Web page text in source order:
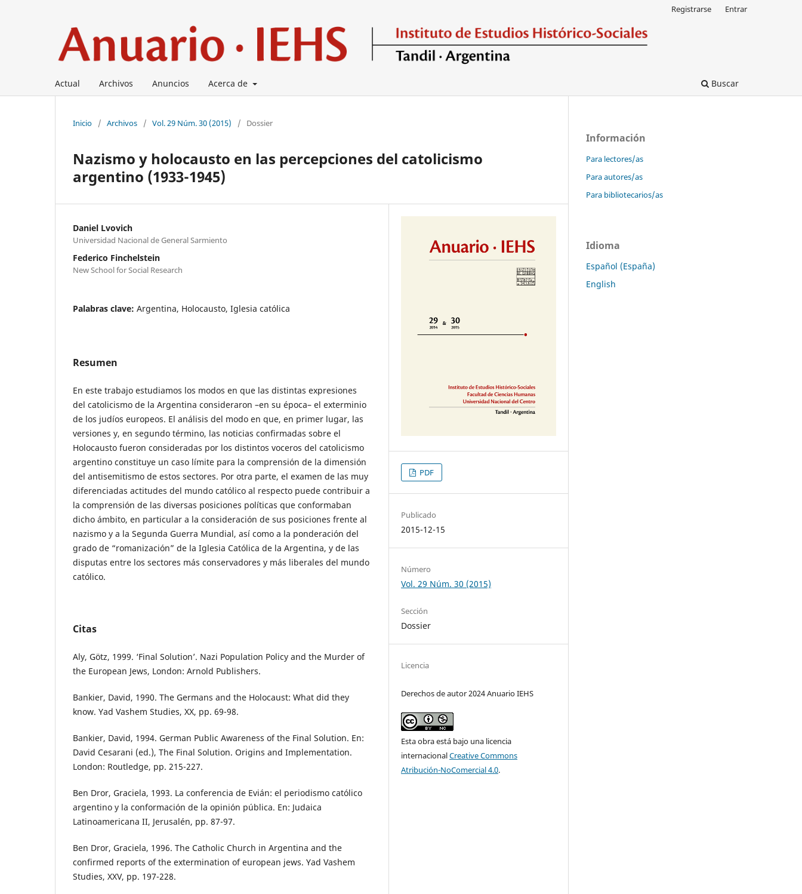
Actual Archivos Anuncios Acerca de Buscar
Registrarse Entrar
Inicio / Archivos / Vol. 29 Núm. 30 (2015) / Dossier
Nazismo y holocausto en las percepciones del catolicismo
argentino (1933-1945)
Daniel Lvovich
Universidad Nacional de General Sarmiento
Federico Finchelstein
New School for Social Research
Palabras clave: Argentina, Holocausto, Iglesia católica
Resumen
En este trabajo estudiamos los modos en que las distintas expresiones
del catolicismo de la Argentina consideraron –en su época– el exterminio
de los judíos europeos. El análisis del modo en que, en primer lugar, las
versiones y, en segundo término, las noticias confirmadas sobre el
Holocausto fueron consideradas por los distintos voceros del catolicismo
argentino constituye un caso límite para la comprensión de la dimensión
del antisemitismo de estos sectores. Por otra parte, el examen de las muy
diferenciadas actitudes del mundo católico al respecto puede contribuir a
la comprensión de las diversas posiciones políticas que conformaban
dicho ámbito, en particular a la consideración de sus posiciones frente al
nazismo y a la Segunda Guerra Mundial, así como a la ponderación del
grado de “romanización” de la Iglesia Católica de la Argentina, y de las
disputas entre los sectores más conservadores y más liberales del mundo
católico.
Citas
Aly, Götz, 1999. ‘Final Solution’. Nazi Population Policy and the Murder of
the European Jews, London: Arnold Publishers.
Bankier, David, 1990. The Germans and the Holocaust: What did they
know. Yad Vashem Studies, XX, pp. 69-98.
Bankier, David, 1994. German Public Awareness of the Final Solution. En:
David Cesarani (ed.), The Final Solution. Origins and Implementation.
London: Routledge, pp. 215-227.
Ben Dror, Graciela, 1993. La conferencia de Evián: el periodismo católico
argentino y la conformación de la opinión pública. En: Judaica
Latinoamericana II, Jerusalén, pp. 87-97.
Ben Dror, Graciela, 1996. The Catholic Church in Argentina and the
confirmed reports of the extermination of european jews. Yad Vashem
Studies, XXV, pp. 197-228.
PDF
Publicado
2015-12-15
Número
Vol. 29 Núm. 30 (2015)
Sección
Dossier
Licencia
Derechos de autor 2024 Anuario IEHS
Esta obra está bajo una licencia
internacionalCreative Commons
Atribución-NoComercial 4.0.
Información
Para lectores/as
Para autores/as
Para bibliotecarios/as
Idioma
Español (España)
English